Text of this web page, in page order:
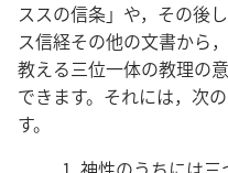
ススの信条」や，その後
ス信経その他の文書から
教える三位一体の教理の
できます。それには，次
す。